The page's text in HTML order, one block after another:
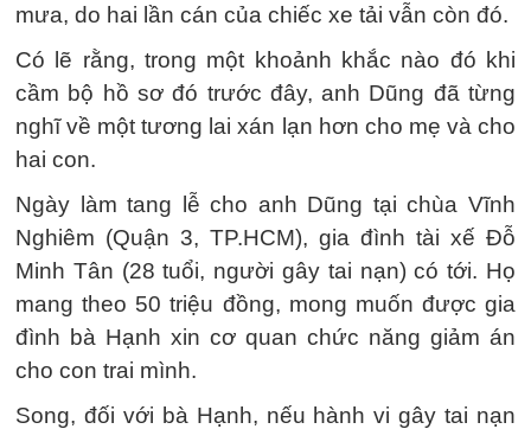
mưa, do hai lần cán của chiếc xe tải vẫn còn đó.
Có lẽ rằng, trong một khoảnh khắc nào đó khi
cầm bộ hồ sơ đó trước đây, anh Dũng đã từng
nghĩ về một tương lai xán lạn hơn cho mẹ và cho
hai con.
Ngày làm tang lễ cho anh Dũng tại chùa Vĩnh
Nghiêm (Quận 3, TP.HCM), gia đình tài xế Đỗ
Minh Tân (28 tuổi, người gây tai nạn) có tới. Họ
mang theo 50 triệu đồng, mong muốn được gia
đình bà Hạnh xin cơ quan chức năng giảm án
cho con trai mình.
Song, đối với bà Hạnh, nếu hành vi gây tai nạn